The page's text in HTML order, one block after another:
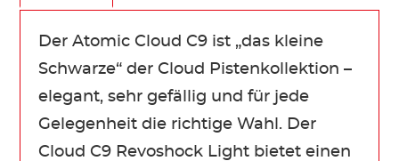
Der Atomic Cloud C9 ist „das kleine
Schwarze“ der Cloud Pistenkollektion –
elegant, sehr gefällig und für jede
Gelegenheit die richtige Wahl. Der
Cloud C9 Revoshock Light bietet einen